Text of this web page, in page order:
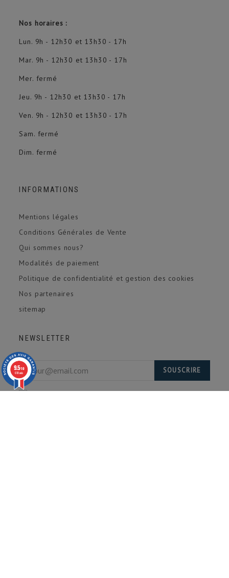
Nos horaires :
Lun. 9h - 12h30 et 13h30 - 17h
Mar. 9h - 12h30 et 13h30 - 17h
Mer. fermé
Jeu. 9h - 12h30 et 13h30 - 17h
Ven. 9h - 12h30 et 13h30 - 17h
Sam. fermé
Dim. fermé
INFORMATIONS
Mentions légales
Conditions Générales de Vente
Qui sommes nous?
Modalités de paiement
Politique de confidentialité et gestion des cookies
Nos partenaires
sitemap
NEWSLETTER
SOUSCRIRE
En vous inscrivant, vous acceptez de recevoir
9.5/10
618 avis